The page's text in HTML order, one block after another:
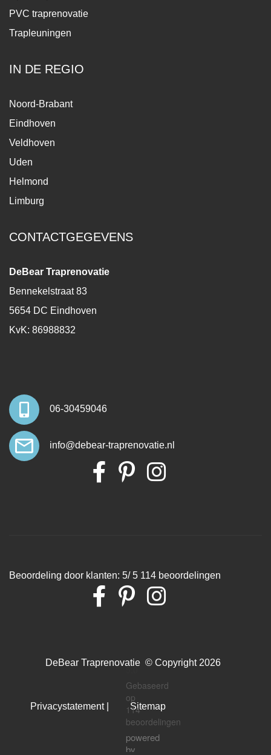
5.0
Gebaseerd
op
114
beoordelingen
powered
by
PVC traprenovatie
Trapleuningen
IN DE REGIO
Noord-Brabant
Eindhoven
Veldhoven
Uden
Helmond
Limburg
CONTACTGEGEVENS
DeBear Traprenovatie
Bennekelstraat 83
5654 DC Eindhoven
06-30459046
info@debear-traprenovatie.nl
KvK: 86988832
DeBear Traprenovatie © Copyright 2026
Privacystatement| Sitemap
Beoordeling door klanten: 5/5 114 beoordelingen